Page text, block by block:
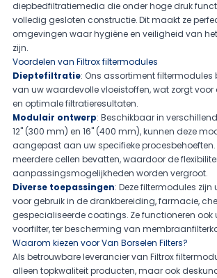
diepbedfiltratiemedia die onder hoge druk
volledig gesloten constructie. Dit maakt ze
omgevingen waar hygiëne en veiligheid van
zijn.
Voordelen van Filtrox filtermodules
Dieptefiltratie: Ons assortiment filtermodules
van uw waardevolle vloeistoffen, wat zorgt voor
en optimale filtratieresultaten.
Modulair ontwerp: Beschikbaar in
12" (300 mm) en 16" (400 mm), kunnen deze
aangepast aan uw specifieke procesbehoeften.
meerdere cellen bevatten, waardoor de
aanpassingsmogelijkheden worden vergroot.
Diverse toepassingen: Deze filtermodules
voor gebruik in de drankbereiding, farmacie,
gespecialiseerde coatings. Ze functioneren ook
voorfilter, ter bescherming van
Waarom kiezen voor Van Borselen Filters?
Als betrouwbare leverancier van Filtrox
alleen topkwaliteit producten, maar ook